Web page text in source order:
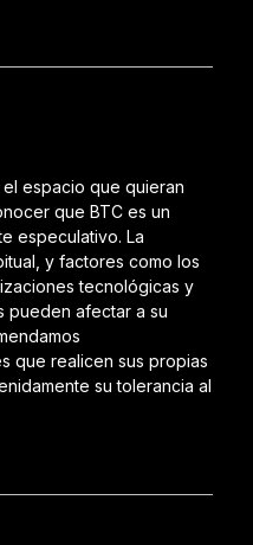
espacio que quieran
que BTC es un
especulativo. La
y factores como los
tecnológicas y
pueden afectar a su
que realicen sus propias
su tolerancia al